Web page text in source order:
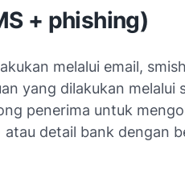
+ phishing)
melalui email,
yang dilakukan melalui
penerima untuk
detail bank dengan